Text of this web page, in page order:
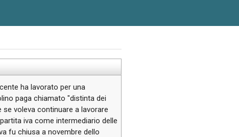
ha lavorato per una
paga chiamato "distinta dei
voleva continuare a lavorare
iva come intermediario delle
fu chiusa a novembre dello